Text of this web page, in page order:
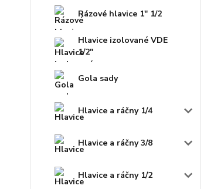
Rázové hlavice 1" 1/2
Hlavice izolované VDE
1/2"
Gola sady
Hlavice a ráčny 1/4
Hlavice a ráčny 3/8
Hlavice a ráčny 1/2